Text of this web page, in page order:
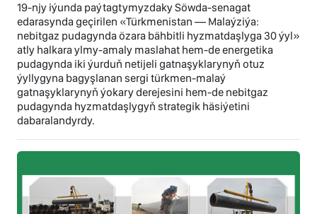
19-njy iýunda paýtagtymyzdaky Söwda-senagat
edarasynda geçirilen «Türkmenistan — Malaýziýa:
nebitgaz pudagynda özara bähbitli hyzmatdaşlyga 30 ýyl»
atly halkara ylmy-amaly maslahat hem-de energetika
pudagynda iki ýurduň netijeli gatnaşyklarynyň otuz
ýyllygyna bagyşlanan sergi türkmen-malaý
gatnaşyklarynyň ýokary derejesini hem-de nebitgaz
pudagynda hyzmatdaşlygyň strategik häsiýetini
dabaralandyrdy.